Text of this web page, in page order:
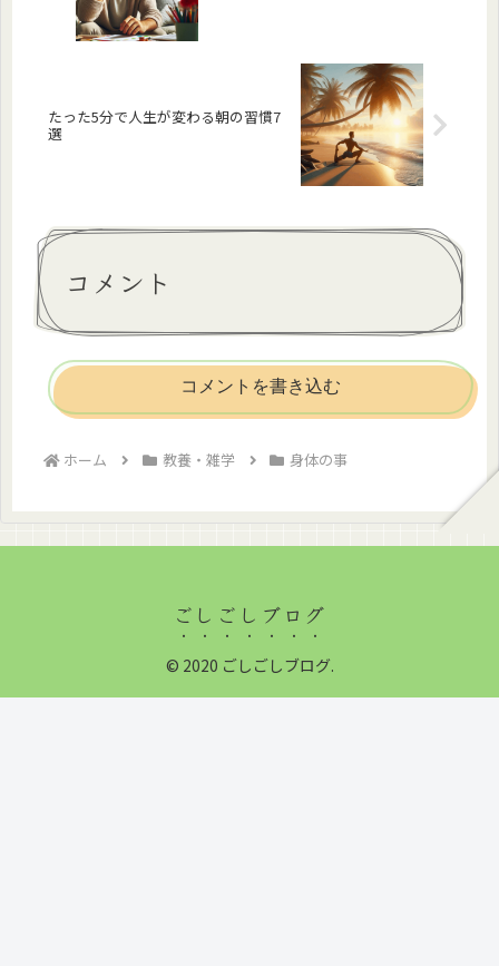
たった5分で人生が変わる朝の習慣7
選
コメント
コメントを書き込む
ホーム 教養・雑学 身体の事
ごしごしブログ
© 2020 ごしごしブログ.